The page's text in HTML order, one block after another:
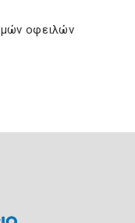
οφειλών